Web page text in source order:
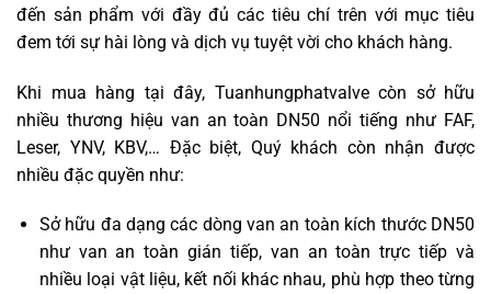
đến sản phẩm với đầy đủ các tiêu chí trên với mục tiêu
đem tới sự hài lòng và dịch vụ tuyệt vời cho khách hàng.
Khi mua hàng tại đây, Tuanhungphatvalve còn sở hữu
nhiều thương hiệu van an toàn DN50 nổi tiếng như FAF,
Leser, YNV, KBV,… Đặc biệt, Quý khách còn nhận được
nhiều đặc quyền như:
Sở hữu đa dạng các dòng van an toàn kích thước DN50
như van an toàn gián tiếp, van an toàn trực tiếp và
nhiều loại vật liệu, kết nối khác nhau, phù hợp theo từng